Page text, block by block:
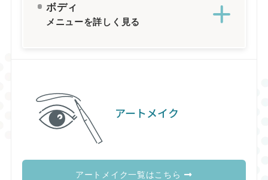
ボディ
メニューを詳しく見る
アートメイク
アートメイク一覧はこちら